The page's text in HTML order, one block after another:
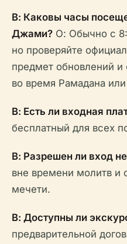
В: Каковы часы
Джами? О: Обычно с
но проверяйте
предмет обновлений и
во время Рамадана
В: Есть ли входная
бесплатный для всех
В: Разрешен ли вход
вне времени молитв и
мечети.
В: Доступны ли
предварительной